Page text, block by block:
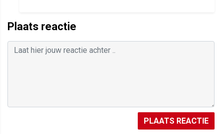
Plaats reactie
PLAATS REACTIE